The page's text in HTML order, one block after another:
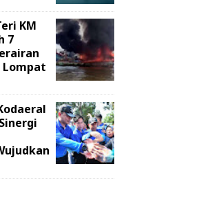
KM
7
Lompat